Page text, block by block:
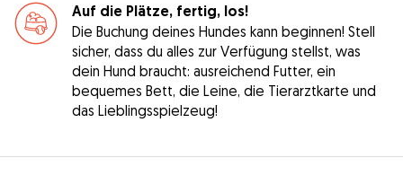
Auf die Plätze, fertig, los!
Die Buchung deines Hundes kann beginnen! Stell
sicher, dass du alles zur Verfügung stellst, was
dein Hund braucht: ausreichend Futter, ein
bequemes Bett, die Leine, die Tierarztkarte und
das Lieblingsspielzeug!